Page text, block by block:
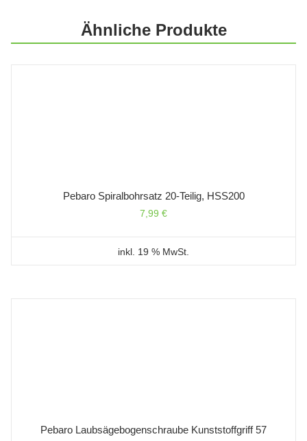
Ähnliche Produkte
Pebaro Spiralbohrsatz 20-Teilig, HSS200
7,99 €
inkl. 19 % MwSt.
Pebaro Laubsägebogenschraube Kunststoffgriff 57